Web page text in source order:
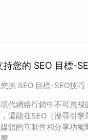
您的 SEO 目標-
的 SEO 目標-SEO技巧
代網絡行銷中不可忽視
還能在SEO（搜尋引
體的互動性和分享功能